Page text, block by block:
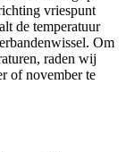
vriespunt
de temperatuur
Om
raden wij
of november te